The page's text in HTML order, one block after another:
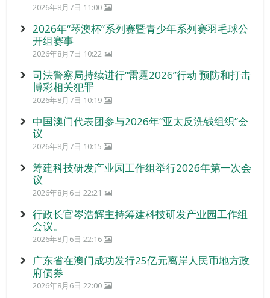
2026年8月7日 11:00
2026年“琴澳杯”系列赛暨青少年系列赛羽毛球公
开组赛事
2026年8月7日 10:22
司法警察局持续进行“雷霆2026”行动 预防和打击
博彩相关犯罪
2026年8月7日 10:19
中国澳门代表团参与2026年“亚太反洗钱组织”会
议
2026年8月7日 10:15
筹建科技研发产业园工作组举行2026年第一次会
议
2026年8月6日 22:21
行政长官岑浩辉主持筹建科技研发产业园工作组
会议。
2026年8月6日 22:16
广东省在澳门成功发行25亿元离岸人民币地方政
府债券
2026年8月6日 22:00